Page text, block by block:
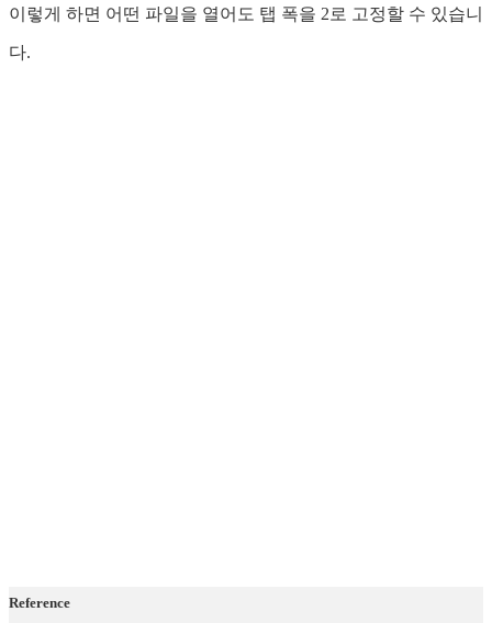
이렇게 하면 어떤 파일을 열어도 탭 폭을 2로 고정할 수 있습니
다.
Reference